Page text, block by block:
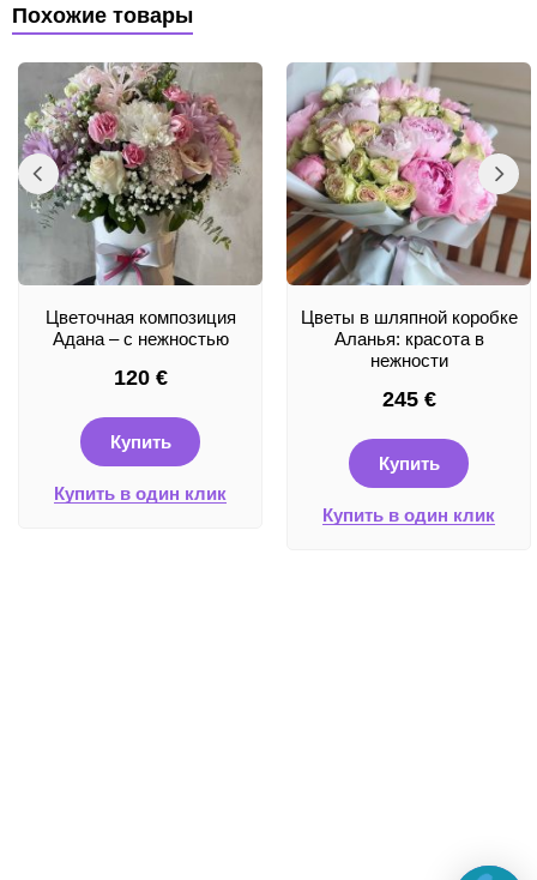
Похожие товары
Цветочная композиция
Адана – с нежностью
120 €
Купить
Купить в один клик
Цветы в шляпной коробке
Аланья: красота в
нежности
245 €
Купить
Купить в один клик